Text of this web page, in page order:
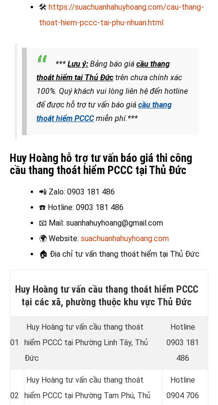
🛠 https://suachuanhahuyhoang.com/cau-thang-
thoat-hiem-pccc-tai-phu-nhuan.html
*** Lưu ý: Bảng báo giá cầu thang
thoát hiểm tại Thủ Đức trên chưa chính xác
100%. Quý khách vui lòng liên hệ đến hotline
để được hỗ trợ tư vấn báo giá cầu thang
thoát hiểm PCCC miễn phí.***
Huy Hoàng hỗ trợ tư vấn báo giá thi công
cầu thang thoát hiểm PCCC tại Thủ Đức
📲 Zalo: 0903 181 486
☎️ Hotline: 0903 181 486
📧 Mail: suanhahuyhoang@gmail.com
🌍 Website: suachuanhahuyhoang.com
🏠 Địa chỉ tư vấn thang thoát hiểm tại Thủ Đức
Huy Hoàng tư vấn cầu thang thoát hiểm PCCC
tại các xã, phường thuộc khu vực Thủ Đức
01
Huy Hoàng tư vấn cầu thang thoát
hiểm PCCC tại Phường Linh Tây, Thủ
Đức
Hotline
0903 181
486
02
Huy Hoàng tư vấn cầu thang thoát
hiểm PCCC tại Phường Tam Phú, Thủ
Hotline
0904 706